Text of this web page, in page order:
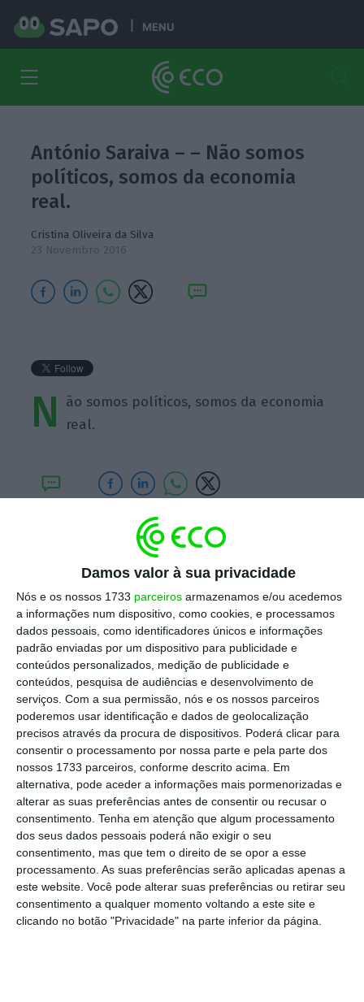
Damos valor à sua privacidade
Nós e os nossos 1733 parceiros armazenamos e/ou acedemos
a informações num dispositivo, como cookies, e processamos
dados pessoais, como identificadores únicos e informações
padrão enviadas por um dispositivo para publicidade e
conteúdos personalizados, medição de publicidade e
conteúdos, pesquisa de audiências e desenvolvimento de
serviços. Com a sua permissão, nós e os nossos parceiros
poderemos usar identificação e dados de geolocalização
precisos através da procura de dispositivos. Poderá clicar para
consentir o processamento por nossa parte e pela parte dos
nossos 1733 parceiros, conforme descrito acima. Em
alternativa, pode aceder a informações mais pormenorizadas e
alterar as suas preferências antes de consentir ou recusar o
consentimento. Tenha em atenção que algum processamento
dos seus dados pessoais poderá não exigir o seu
consentimento, mas que tem o direito de se opor a esse
processamento. As suas preferências serão aplicadas apenas a
este website. Você pode alterar suas preferências ou retirar seu
consentimento a qualquer momento voltando a este site e
clicando no botão "Privacidade" na parte inferior da página.
MENU
António Saraiva – – Não somos
políticos, somos da economia
real.
Cristina Oliveira da Silva
23 Novembro 2016
N
ão somos políticos, somos da economia
real.
https://eco.sapo.pt/quote/antonio-saraiva-nao-somos-politicos-somos-da-economia-real-24/ Copiar
Assine o ECO Premium
No momento em que a informação é
mais importante do que nunca, apoie
o jornalismo independente e rigoroso.
De que forma? Assine o ECO Premium e
tenha acesso a notícias exclusivas, à
opinião que conta, às reportagens e
especiais que mostram o outro lado da
história.
Esta assinatura é uma forma de apoiar
o ECO e os seus jornalistas. A nossa
contrapartida é o jornalismo